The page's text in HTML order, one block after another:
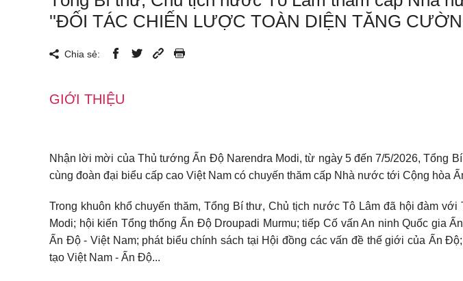
''ĐỐI TÁC CHIẾN LƯỢC TOÀN DIỆN TĂNG
Chia sẻ:
GIỚI THIỆU
Nhận lời mời của Thủ tướng Ấn Độ Narendra Modi, từ ngày 5 đến 7/5/2026, Tổng
cùng đoàn đại biểu cấp cao Việt Nam có chuyến thăm cấp Nhà nước tới Cộng hòa
Trong khuôn khổ chuyến thăm, Tổng Bí thư, Chủ tịch nước Tô Lâm đã hội đàm
Modi; hội kiến Tổng thống Ấn Độ Droupadi Murmu; tiếp Cố vấn An ninh Quốc gia
Ấn Độ - Việt Nam; phát biểu chính sách tại Hội đồng các vấn đề thế giới của Ấn
tạo Việt Nam - Ấn Độ...